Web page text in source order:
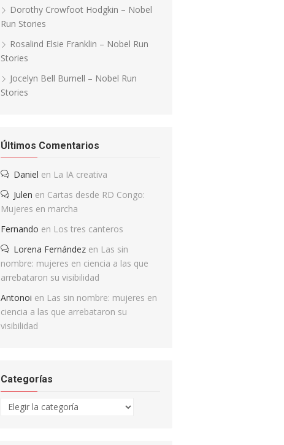
Dorothy Crowfoot Hodgkin – Nobel
Run Stories
Rosalind Elsie Franklin – Nobel Run
Stories
Jocelyn Bell Burnell – Nobel Run
Stories
Últimos Comentarios
Daniel en La IA creativa
Julen en Cartas desde RD Congo:
Mujeres en marcha
Fernando en Los tres canteros
Lorena Fernández en Las sin
nombre: mujeres en ciencia a las que
arrebataron su visibilidad
Antonoi en Las sin nombre: mujeres en
ciencia a las que arrebataron su
visibilidad
Categorías
Categorías